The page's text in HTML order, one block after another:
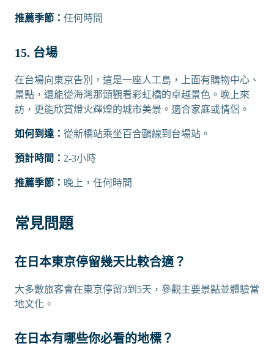
推薦季節： 任何時間
15. 台場
在台場向東京告別，這是一座人工島，上面有購物中心、
景點，還能從海灣那頭觀看彩虹橋的卓越景色。晚上來
訪，更能欣賞燈火輝煌的城市美景。適合家庭或情侶。
如何到達： 從新橋站乘坐百合鷗線到台場站。
預計時間： 2-3小時
推薦季節： 晚上，任何時間
常見問題
在日本東京停留幾天比較合適？
大多數旅客會在東京停留3到5天，參觀主要景點並體驗當
地文化。
在日本有哪些你必看的地標？